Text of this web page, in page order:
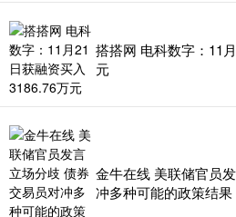
搭搭网 电科数字：11
元
金牛在线 美联储官员
冲多种可能的政策结果